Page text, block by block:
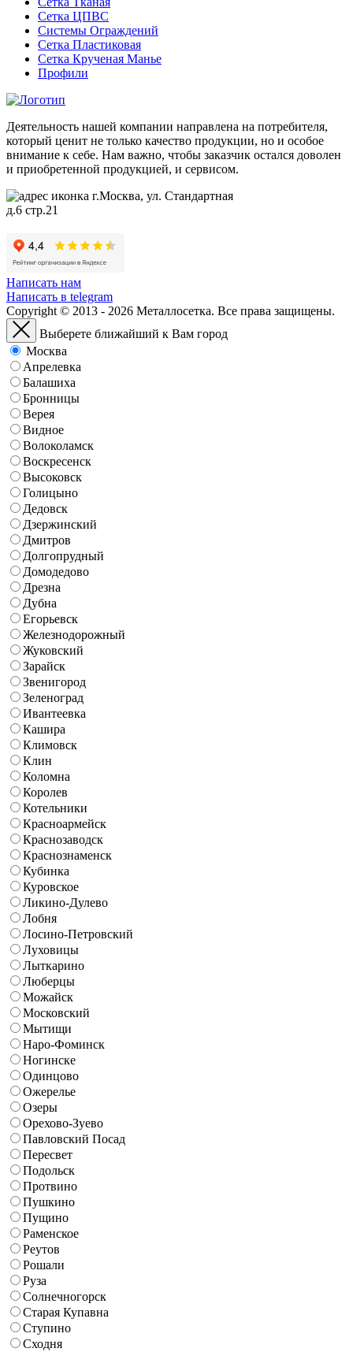
Сетка ЦПВС
Системы Ограждений
Сетка Пластиковая
Сетка Крученая Манье
Профили
Деятельность нашей компании направлена на потребителя,
который ценит не только качество продукции, но и особое
внимание к себе. Нам важно, чтобы заказчик остался доволен
и приобретенной продукцией, и сервисом.
г.Москва, ул. Стандартная
д.6 стр.21
Написать нам
Написать в telegram
Copyright © 2013 - 2026 Металлосетка. Все права защищены.
Выберете ближайший к Вам город
Москва
Апрелевка
Балашиха
Бронницы
Верея
Видное
Волоколамск
Воскресенск
Высоковск
Голицыно
Дедовск
Дзержинский
Дмитров
Долгопрудный
Домодедово
Дрезна
Дубна
Егорьевск
Железнодорожный
Жуковский
Зарайск
Звенигород
Зеленоград
Ивантеевка
Кашира
Климовск
Клин
Коломна
Королев
Котельники
Красноармейск
Краснозаводск
Краснознаменск
Кубинка
Куровское
Ликино-Дулево
Лобня
Лосино-Петровский
Луховицы
Лыткарино
Люберцы
Можайск
Московский
Мытищи
Наро-Фоминск
Ногинске
Одинцово
Ожерелье
Озеры
Орехово-Зуево
Павловский Посад
Пересвет
Подольск
Протвино
Пушкино
Пущино
Раменское
Реутов
Рошали
Руза
Солнечногорск
Старая Купавна
Ступино
Сходня